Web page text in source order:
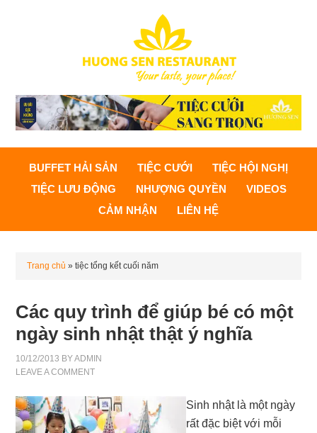
BUFFET HẢI SẢN TIỆC CƯỚI
TIỆC HỘI NGHỊ
TIỆC LƯU ĐỘNG
NHƯỢNG QUYỀN
VIDEOS
CẢM NHẬN
LIÊN HỆ
Trang chủ »tiệc tổng kết cuối năm
Các quy trình để giúp bé có một
ngày sinh nhật thật ý nghĩa
10/12/2013 BYADMIN
LEAVE A COMMENT
Sinh nhật là một ngày
rất đặc biệt với mỗi